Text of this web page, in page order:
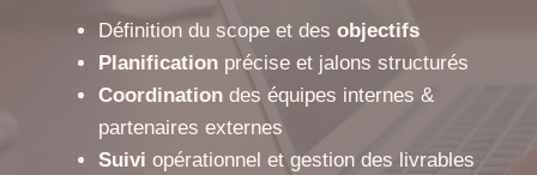
Définition du scope et des objectifs
Planification précise et jalons structurés
Coordination des équipes internes &
partenaires externes
Suivi opérationnel et gestion des livrables